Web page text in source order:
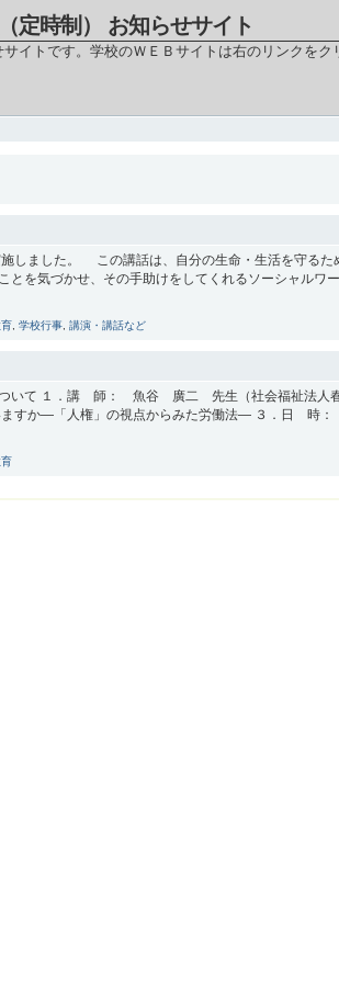
定時制） お知らせサイト
イトです。学校のＷＥＢサイトは右のリンクをク
しました。 この講話は、自分の生命・生活を守るた
とを気づかせ、その手助けをしてくれるソーシャルワ
育 学校行事 講演・講話など
．講 師： 魚谷 廣二 先生（社会福祉法人春
すか―「人権」の視点からみた労働法― ３．日 時：
育